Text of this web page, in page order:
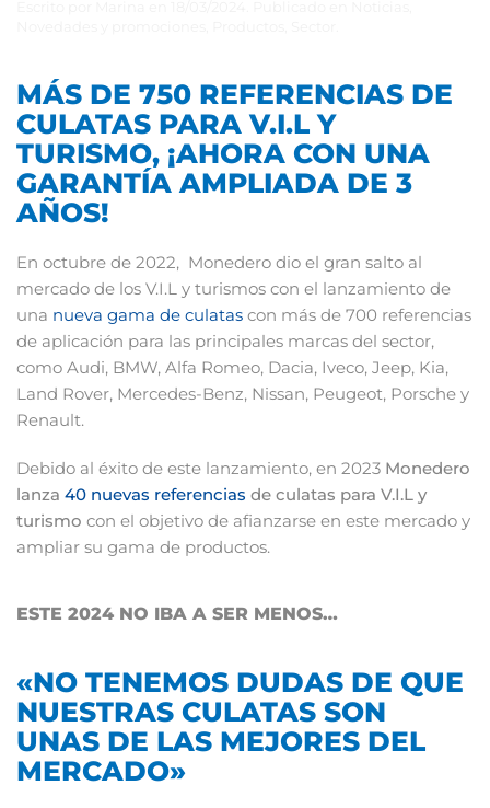
MÁS DE 750 REFERENCIAS DE
CULATAS PARA V.I.L Y
TURISMO, ¡AHORA CON UNA
GARANTÍA AMPLIADA DE 3
AÑOS!
En octubre de 2022, Monedero dio el gran salto al
mercado de los V.I.L y turismos con el lanzamiento de
una nueva gama de culatas con más de 700 referencias
de aplicación para las principales marcas del sector,
como Audi, BMW, Alfa Romeo, Dacia, Iveco, Jeep, Kia,
Land Rover, Mercedes-Benz, Nissan, Peugeot, Porsche y
Renault.
Debido al éxito de este lanzamiento, en 2023 Monedero
lanza 40 nuevas referencias de culatas para V.I.L y
turismo con el objetivo de afianzarse en este mercado y
ampliar su gama de productos.
ESTE 2024 NO IBA A SER MENOS…
«NO TENEMOS DUDAS DE QUE
NUESTRAS CULATAS SON
UNAS DE LAS MEJORES DEL
MERCADO»